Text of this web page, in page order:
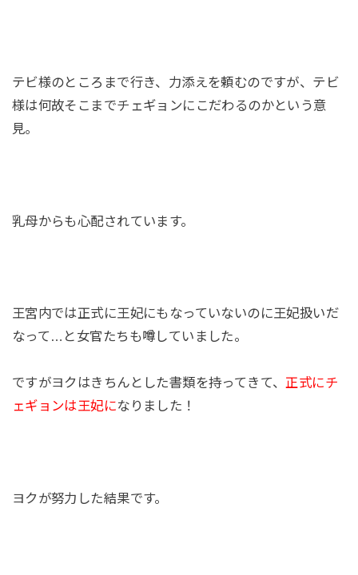
テビ様のところまで行き、力添えを頼むのですが、テビ
様は何故そこまでチェギョンにこだわるのかという意
見。
乳母からも心配されています。
王宮内では正式に王妃にもなっていないのに王妃扱いだ
なって…と女官たちも噂していました。
ですがヨクはきちんとした書類を持ってきて、 正式にチ
ェギョンは王妃になりました！
ヨクが努力した結果です。